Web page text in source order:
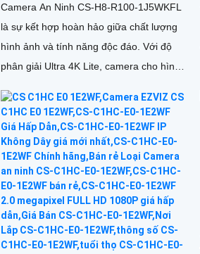
Camera An Ninh CS-H8-R100-1J5WKFL
là sự kết hợp hoàn hảo giữa chất lượng
hình ảnh và tính năng độc đáo. Với độ
phân giải Ultra 4K Lite, camera cho hình
điều kiện ánh sáng yếu